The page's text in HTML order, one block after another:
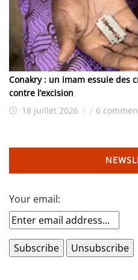
Conakry : un imam essuie des
contre l’excision
18 juillet 2026 / / 6
Your email: